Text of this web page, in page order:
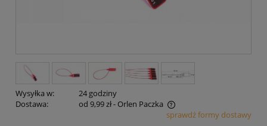
Wysyłka w:
24 godziny
Dostawa:
od 9,99 zł- Orlen Paczka
Cena nie zawiera ewentualnych kosztów płatnościsprawdź formy dostawy